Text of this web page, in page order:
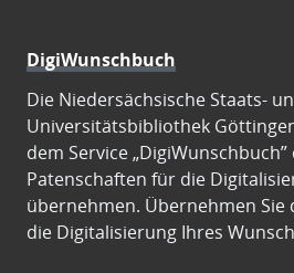
DigiWunschbuch
Die Niedersächsische Staats-
Universitätsbibliothek
dem Service
Patenschaften für die
übernehmen. Übernehmen Sie
die Digitalisierung Ihres